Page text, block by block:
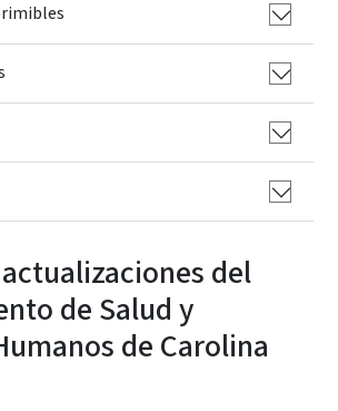
del
de Salud y
de Carolina